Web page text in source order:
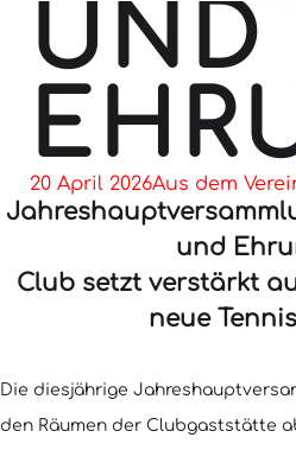
UND
20 April 2026Aus dem
und
Club setzt verstärkt
neue
Die diesjährige
den Räumen der Clubgaststätte